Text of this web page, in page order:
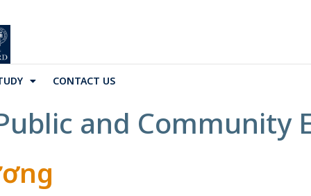
CONTACT US
and Community